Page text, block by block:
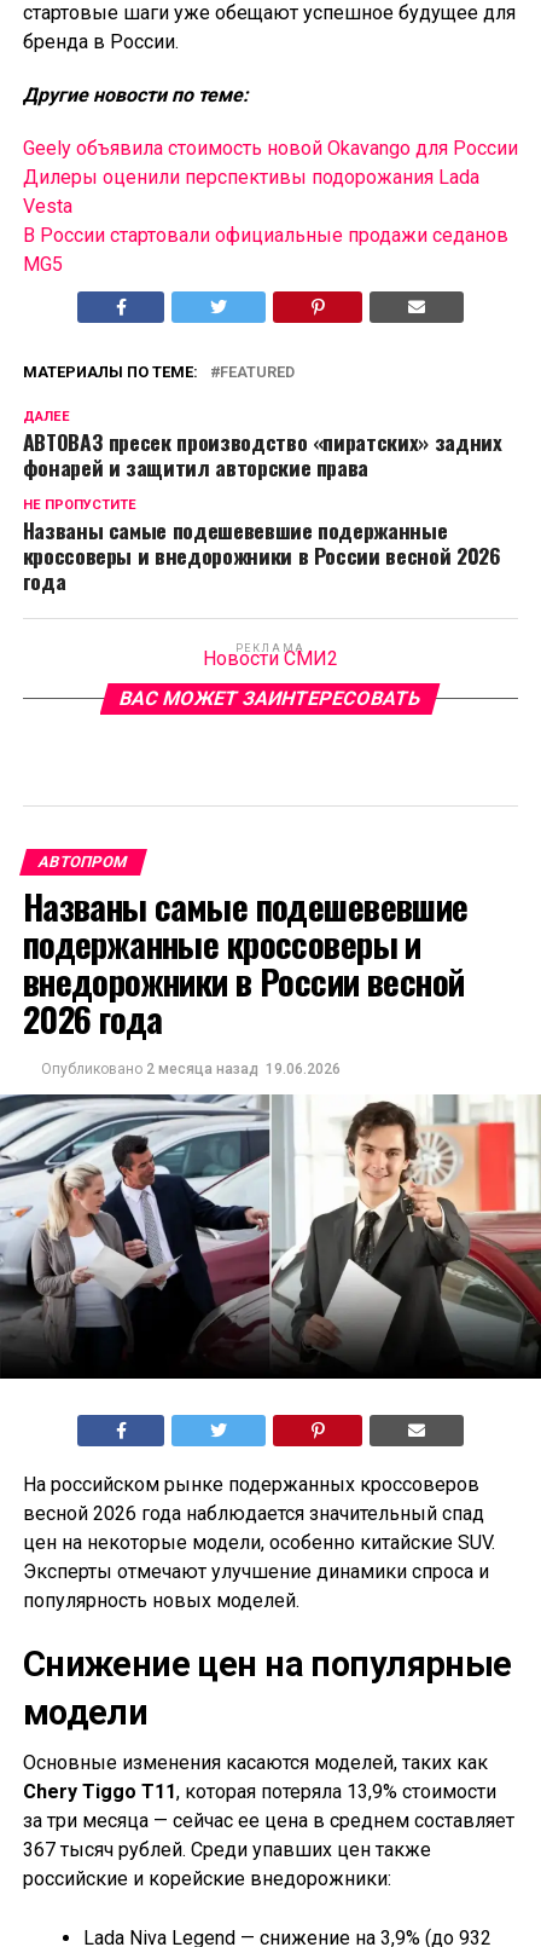
стартовые шаги уже обещают успешное будущее для
бренда в России.
Другие новости по теме:
Geely объявила стоимость новой Okavango для России
Дилеры оценили перспективы подорожания Lada
Vesta
В России cтартовали официальные продажи седанов
MG5
МАТЕРИАЛЫ ПО ТЕМЕ: FEATURED
ДАЛЕЕ
АВТОВАЗ пресек производство «пиратских» задних
фонарей и защитил авторские права
НЕ ПРОПУСТИТЕ
Названы самые подешевевшие подержанные
кроссоверы и внедорожники в России весной 2026
года
РЕКЛАМА
Новости СМИ2
ВАС МОЖЕТ ЗАИНТЕРЕСОВАТЬ
АВТОПРОМ
Названы самые подешевевшие
подержанные кроссоверы и
внедорожники в России весной
2026 года
Опубликовано 2 месяца назад 19.06.2026
На российском рынке подержанных кроссоверов
весной 2026 года наблюдается значительный спад
цен на некоторые модели, особенно китайские SUV.
Эксперты отмечают улучшение динамики спроса и
популярность новых моделей.
Снижение цен на популярные
модели
Основные изменения касаются моделей, таких как
Chery Tiggo T11, которая потеряла 13,9% стоимости
за три месяца — сейчас ее цена в среднем составляет
367 тысяч рублей. Среди упавших цен также
российские и корейские внедорожники:
Lada Niva Legend — снижение на 3,9% (до 932